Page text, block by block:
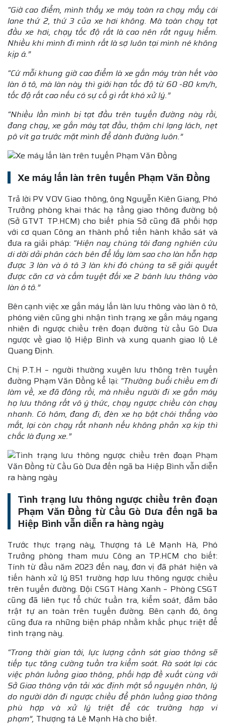
“Giờ cao điểm, mình thấy xe máy toàn ra chạy mấy cái
lane thứ 2, thứ 3 của xe hơi không. Mà toàn chạy tạt
đầu xe hơi, chạy tốc độ rất là cao nên rất nguy hiểm.
Nhiều khi mình đi mình rất là sợ luôn tại mình né không
kịp á.”
“Cứ mỗi khung giờ cao điểm là xe gắn máy tràn hết vào
làn ô tô, mà làn này thì giới hạn tốc độ từ 60 -80 km/h,
tốc độ rất cao nếu có sự cố gì rất khó xử lý.”
“Nhiều lần mình bị tạt đầu trên tuyến đường này rồi,
đang chạy, xe gắn máy tạt đầu, thậm chí lạng lách, nẹt
pô vít ga trước mặt mình để dành đường luôn.”
Xe máy lấn làn trên tuyến Phạm Văn Đồng
Trả lời PV VOV Giao thông, ông Nguyễn Kiên Giang, Phó
Trưởng phòng khai thác hạ tầng giao thông đường bộ
(Sở GTVT TP.HCM) cho biết phía Sở cũng đã phối hợp
với cơ quan Công an thành phố tiến hành khảo sát và
đưa ra giải pháp: “Hiện nay chúng tôi đang nghiên cứu
di dời dải phân cách bên để lấy làm sao cho làn hỗn hợp
được 3 làn và ô tô 3 làn khi đó chúng ta sẽ giải quyết
được căn cơ và cấm tuyệt đối xe 2 bánh lưu thông vào
làn ô tô.”
Bên cạnh việc xe gắn máy lấn làn lưu thông vào làn ô tô,
phóng viên cũng ghi nhận tình trạng xe gắn máy ngang
nhiên đi ngược chiều trên đoạn đường từ cầu Gò Dưa
ngược về giao lộ Hiệp Bình và xung quanh giao lộ Lê
Quang Định.
Chị P.T.H – người thường xuyên lưu thông trên tuyến
đường Phạm Văn Đồng kể lại: “Thường buổi chiều em đi
làm về, xe đã đông rồi, mà nhiều người đi xe gắn máy
họ lưu thông rất vô ý thức, chạy ngược chiều còn chạy
nhanh. Có hôm, đang đi, đèn xe họ bật chói thẳng vào
mắt, lại còn chạy rất nhanh nếu không phản xạ kịp thì
chắc là đụng xe.”
Tình trạng lưu thông ngược chiều trên đoạn
Phạm Văn Đồng từ Cầu Gò Dưa đến ngã ba
Hiệp Bình vẫn diễn ra hàng ngày
Trước thực trạng này, Thượng tá Lê Mạnh Hà, Phó
Trưởng phòng tham mưu Công an TP.HCM cho biết:
Tính từ đầu năm 2023 đến nay, đơn vị đã phát hiện và
tiến hành xử lý 851 trường hợp lưu thông ngược chiều
trên tuyến đường. Đội CSGT Hàng Xanh – Phòng CSGT
cũng đã liên tục tổ chức tuần tra, kiểm soát, đảm bảo
trật tự an toàn trên tuyến đường. Bên cạnh đó, ông
cũng đưa ra những biện pháp nhằm khắc phục triệt để
tình trạng này.
“Trong thời gian tới, lực lượng cảnh sát giao thông sẽ
tiếp tục tăng cường tuần tra kiểm soát. Rà soát lại các
việc phân luồng giao thông, phối hợp đề xuất cùng với
Sở Giao thông vận tải xác định một số nguyên nhân, lý
do người dân đi ngược chiều để phân luồng giao thông
phù hợp và xử lý triệt để các trường hợp vi
phạm”, Thượng tá Lê Mạnh Hà cho biết.